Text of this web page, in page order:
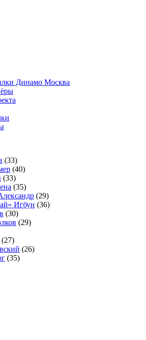
Динамо Москва
(33)
(40)
(33)
(35)
(29)
Игбун (36)
(30)
(29)
(27)
(26)
(35)